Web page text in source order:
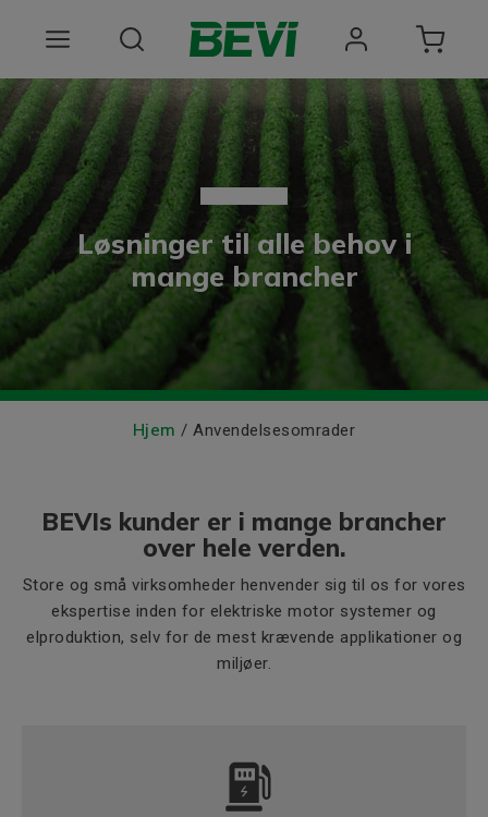
Produkter
Anvendelsesomrader
Tjenester
Kvalitet og bæredygtighed
Virksomheden BEVI
Choose language
Løsninger til alle behov i
mange brancher
Hjem / Anvendelsesomrader
BEVIs kunder er i mange brancher
over hele verden.
Store og små virksomheder henvender sig til os for vores
ekspertise inden for elektriske motor systemer og
elproduktion, selv for de mest krævende applikationer og
miljøer.